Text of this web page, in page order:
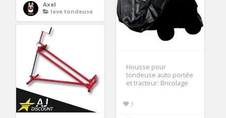
Axel
leve tondeuse
Housse pour
tondeuse auto portée
et tracteur: Bricolage
3